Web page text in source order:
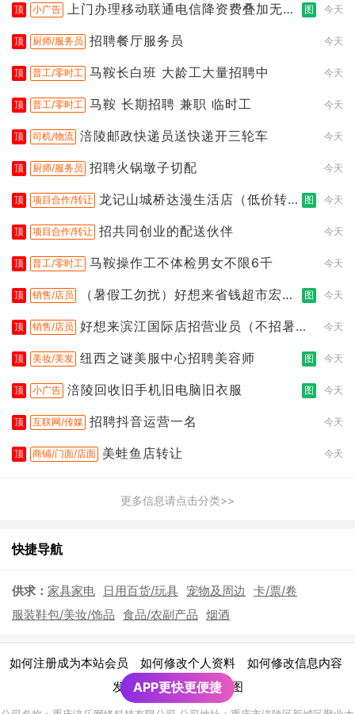
顶 小广告 上门办理移动联通电信降资费叠加无限
图 今天
顶 厨师/服务员 招聘餐厅服务员 今天
顶 普工/零时工 马鞍长白班 大龄工大量招聘中 今天
顶 普工/零时工 马鞍 长期招聘 兼职 临时工 今天
顶 司机/物流 涪陵邮政快递员送快递开三轮车 今天
顶 厨师/服务员 招聘火锅墩子切配 今天
顶 项目合作/转让 龙记山城桥达漫生活店（低价转
图 今天
顶 项目合作/转让 招共同创业的配送伙伴 今天
顶 普工/零时工 马鞍操作工不体检男女不限6千 今天
顶 销售/店员
（暑假工勿扰）好想来省钱超市宏声
图 今天
顶 销售/店员 好想来滨江国际店招营业员（不招暑假
今天
顶 美妆/美发 纽西之谜美服中心招聘美容师 图 今天
顶 小广告 涪陵回收旧手机旧电脑旧衣服 图 今天
顶 互联网/传媒 招聘抖音运营一名 今天
顶 商铺/门面/店面 美蛙鱼店转让 今天
更多信息请点击分类>>
快捷导航
供求： 家具家电 日用百货/玩具 宠物及周边
卡/票/卷
服装鞋包/美妆/饰品 食品/农副产品 烟酒
如何注册成为本站会员 如何修改个人资料 如何修改信息内容
发布广告须知 | 网站地图
APP更快更便捷